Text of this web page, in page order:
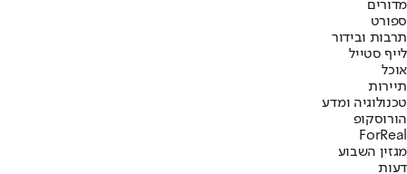
מדורים
ספורט
תרבות ובידור
לייף סטייל
אוכל
תיירות
טכנולוגיה ומדע
הורוסקופ
ForReal
מגזין השבוע
דעות